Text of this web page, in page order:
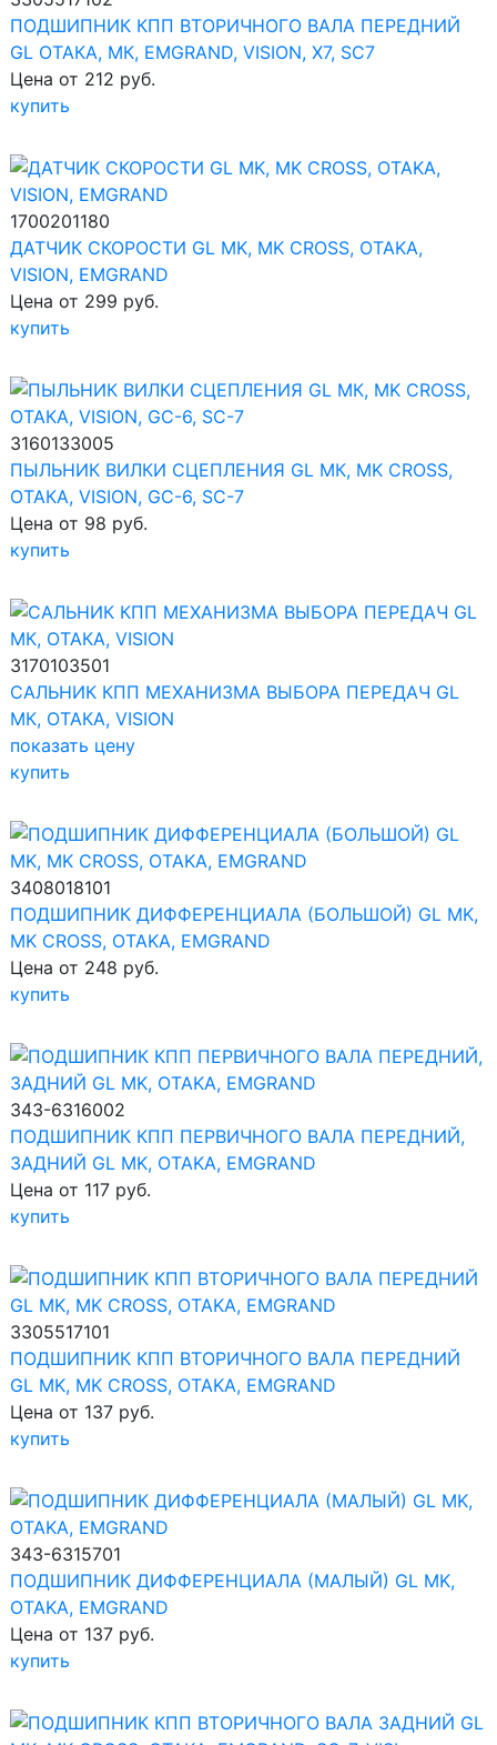
ПОДШИПНИК КПП ВТОРИЧНОГО ВАЛА ПЕРЕДНИЙ
GL ОТАКА, МК, EMGRAND, VISION, X7, SC7
Цена от 212 руб.
купить
1700201180
ДАТЧИК СКОРОСТИ GL MK, MK CROSS, OTAKA,
VISION, EMGRAND
Цена от 299 руб.
купить
3160133005
ПЫЛЬНИК ВИЛКИ СЦЕПЛЕНИЯ GL МК, MK CROSS,
ОТАКА, VISION, GC-6, SC-7
Цена от 98 руб.
купить
3170103501
САЛЬНИК КПП МЕХАНИЗМА ВЫБОРА ПЕРЕДАЧ GL
МК, ОТАКА, VISION
показать цену
купить
3408018101
ПОДШИПНИК ДИФФЕРЕНЦИАЛА (БОЛЬШОЙ) GL MK,
MK CROSS, OTAKA, EMGRAND
Цена от 248 руб.
купить
343-6316002
ПОДШИПНИК КПП ПЕРВИЧНОГО ВАЛА ПЕРЕДНИЙ,
ЗАДНИЙ GL MK, OTAKA, EMGRAND
Цена от 117 руб.
купить
3305517101
ПОДШИПНИК КПП ВТОРИЧНОГО ВАЛА ПЕРЕДНИЙ
GL MK, MK CROSS, OTAKA, EMGRAND
Цена от 137 руб.
купить
343-6315701
ПОДШИПНИК ДИФФЕРЕНЦИАЛА (МАЛЫЙ) GL MK,
OTAKA, EMGRAND
Цена от 137 руб.
купить